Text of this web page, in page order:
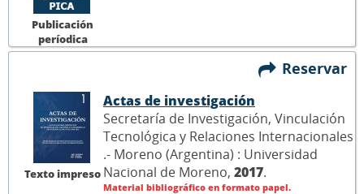
Publicación
períodica
Reservar
Texto impreso
Actas de investigación
Secretaría de Investigación, Vinculación
Tecnológica y Relaciones Internacionales
.- Moreno (Argentina) : Universidad
Nacional de Moreno, 2017.
Material bibliográfico en formato papel.